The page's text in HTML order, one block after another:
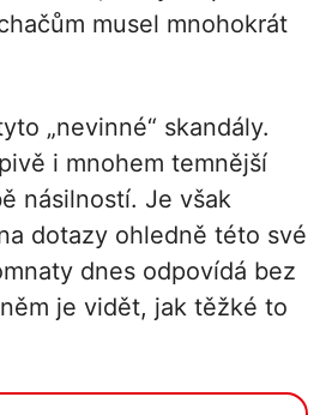
musel mnohokrát
„nevinné“ skandály.
i mnohem temnější
násilností. Je však
dotazy ohledně této své
dnes odpovídá bez
je vidět, jak těžké to